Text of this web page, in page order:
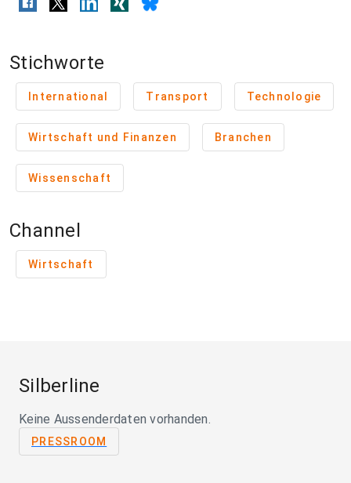
Stichworte
International Transport Technologie
Wirtschaft und Finanzen Branchen
Wissenschaft
Channel
Wirtschaft
Silberline
Keine Aussenderdaten vorhanden.
PRESSROOM